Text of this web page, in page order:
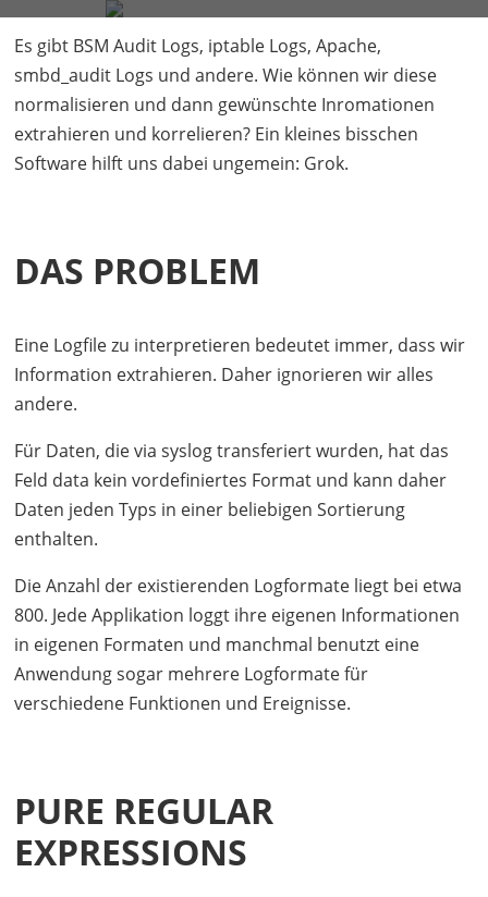
Rocco Gagliardi
Es gibt BSM Audit Logs, iptable Logs, Apache,
smbd_audit Logs und andere. Wie können wir diese
normalisieren und dann gewünschte Inromationen
extrahieren und korrelieren? Ein kleines bisschen
Software hilft uns dabei ungemein: Grok.
DAS PROBLEM
Eine Logfile zu interpretieren bedeutet immer, dass wir
Information extrahieren. Daher ignorieren wir alles
andere.
Für Daten, die via syslog transferiert wurden, hat das
Feld data kein vordefiniertes Format und kann daher
Daten jeden Typs in einer beliebigen Sortierung
enthalten.
Die Anzahl der existierenden Logformate liegt bei etwa
800. Jede Applikation loggt ihre eigenen Informationen
in eigenen Formaten und manchmal benutzt eine
Anwendung sogar mehrere Logformate für
verschiedene Funktionen und Ereignisse.
PURE REGULAR
EXPRESSIONS